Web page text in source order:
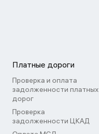
Платные дороги
Проверка и оплата
задолженности платных
дорог
Проверка
задолженности ЦКАД